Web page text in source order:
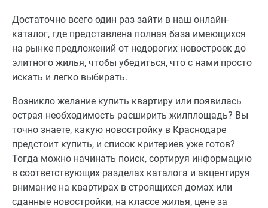
Достаточно всего один раз зайти в наш онлайн-
каталог, где представлена полная база имеющихся
на рынке предложений от недорогих новостроек до
элитного жилья, чтобы убедиться, что с нами просто
искать и легко выбирать.
Возникло желание купить квартиру или появилась
острая необходимость расширить жилплощадь? Вы
точно знаете, какую новостройку в Краснодаре
предстоит купить, и список критериев уже готов?
Тогда можно начинать поиск, сортируя информацию
в соответствующих разделах каталога и акцентируя
внимание на квартирах в строящихся домах или
сданные новостройки, на классе жилья, цене за